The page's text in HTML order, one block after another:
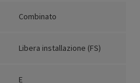
Combinato
Libera installazione (FS)
E